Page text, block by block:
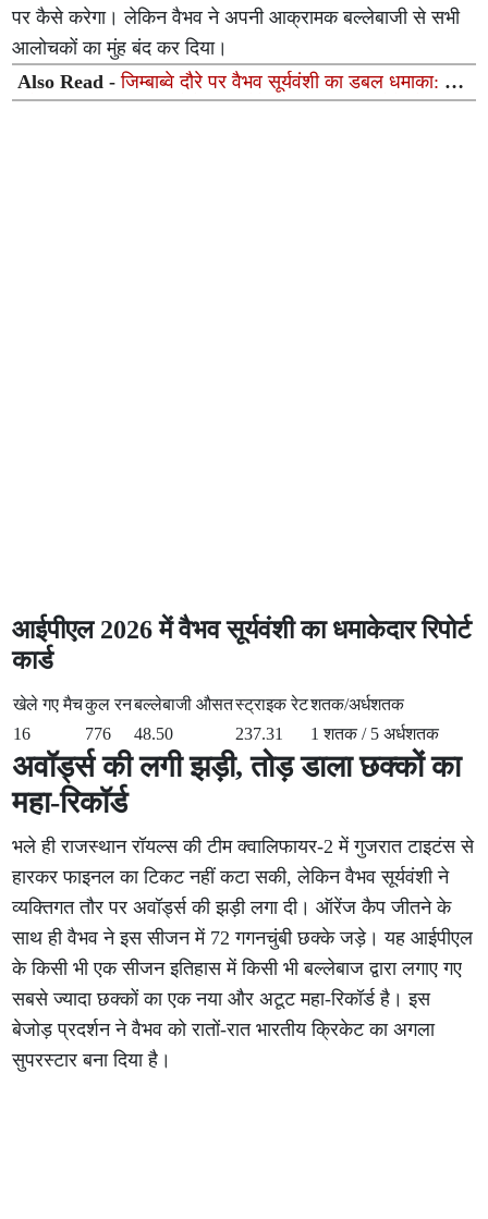
पर कैसे करेगा। लेकिन वैभव ने अपनी आक्रामक बल्लेबाजी से सभी
आलोचकों का मुंह बंद कर दिया।
Also Read -जिम्बाब्वे दौरे पर वैभव सूर्यवंशी का डबल धमाका: बने
'प्लेयर ऑफ द सीरीज', बोले- "यह मेरे लिए सपना सच होने जैसा"
आईपीएल 2026 में वैभव सूर्यवंशी का धमाकेदार रिपोर्ट
कार्ड
खेले गए मैचकुल रनबल्लेबाजी औसतस्ट्राइक रेटशतक/अर्धशतक
16
776 48.50 237.31 1 शतक / 5 अर्धशतक
अवॉर्ड्स की लगी झड़ी, तोड़ डाला छक्कों का
महा-रिकॉर्ड
भले ही राजस्थान रॉयल्स की टीम क्वालिफायर-2 में गुजरात टाइटंस से
हारकर फाइनल का टिकट नहीं कटा सकी, लेकिन वैभव सूर्यवंशी ने
व्यक्तिगत तौर पर अवॉर्ड्स की झड़ी लगा दी। ऑरेंज कैप जीतने के
साथ ही वैभव ने इस सीजन में 72 गगनचुंबी छक्के जड़े। यह आईपीएल
के किसी भी एक सीजन इतिहास में किसी भी बल्लेबाज द्वारा लगाए गए
सबसे ज्यादा छक्कों का एक नया और अटूट महा-रिकॉर्ड है। इस
बेजोड़ प्रदर्शन ने वैभव को रातों-रात भारतीय क्रिकेट का अगला
सुपरस्टार बना दिया है।